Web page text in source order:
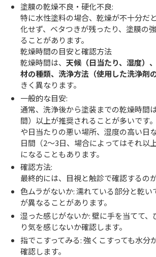
塗膜の乾燥不良・硬化不良:
特に水性塗料の場合、乾燥が不十分だ
化せず、ベタつきが残ったり、塗膜の
ることがあります。
乾燥時間の目安と確認方法
乾燥時間は、天候（日当たり、湿度）
材の種類、洗浄方法（使用した洗浄剤の
きく異なります。
一般的な目安:
通常、洗浄後から塗装までの乾燥時間
間）以上が推奨されることが多いです
や日当たりの悪い場所、湿度の高い日
日間（2～3日、場合によってはそれ以
になることもあります。
確認方法:
最終的には、目視と触診で確認するの
色ムラがないか: 濡れている部分と乾い
が異なることがあります。
湿った感じがないか: 壁に手を当てて、
り気を感じないか確認します。
指でこすってみる: 強くこすっても水分
確認します。